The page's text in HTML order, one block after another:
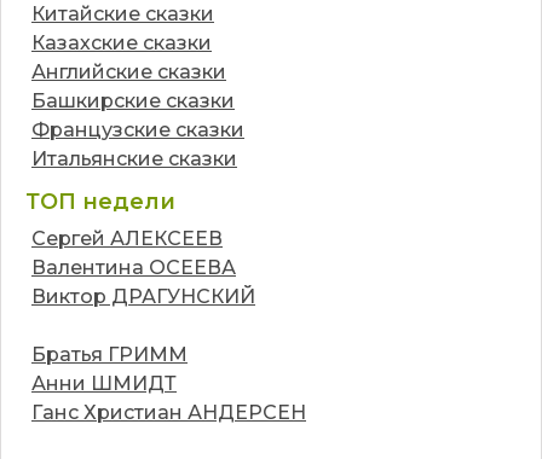
Китайские сказки
Казахские сказки
Английские сказки
Башкирские сказки
Французские сказки
Итальянские сказки
ТОП недели
Сергей АЛЕКСЕЕВ
Валентина ОСЕЕВА
Виктор ДРАГУНСКИЙ
Братья ГРИММ
Анни ШМИДТ
Ганс Христиан АНДЕРСЕН